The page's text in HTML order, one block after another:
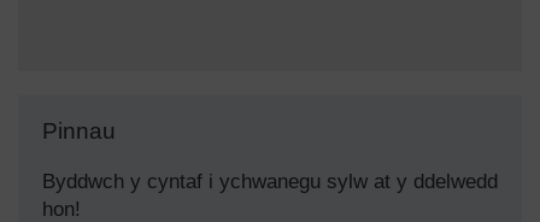
Pinnau
Byddwch y cyntaf i ychwanegu sylw at y ddelwedd
hon!